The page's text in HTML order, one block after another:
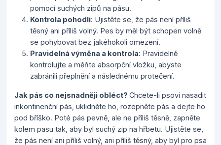
pomocí suchých zipů na pásu.
Kontrola pohodlí: Ujistěte se, že pás není příliš
těsný ani příliš volný. Pes by měl být schopen volně
se pohybovat bez jakéhokoli omezení.
Pravidelná výměna a kontrola: Pravidelně
kontrolujte a měňte absorpční vložku, abyste
zabránili přeplnění a následnému protečení.
Jak pás co nejsnadněji obléct? Chcete-li psovi nasadit
inkontinenční pás, uklidněte ho, rozepněte pás a dejte ho
pod bříško. Poté pás pevně, ale ne příliš těsně, zapněte
kolem pasu tak, aby byl suchý zip na hřbetu. Ujistěte se,
že pás není ani příliš volný, ani příliš těsný, aby byl pro psa